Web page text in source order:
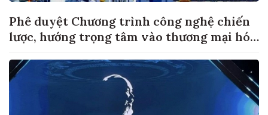
Phê duyệt Chương trình công nghệ chiến
lược, hướng trọng tâm vào thương mại hóa